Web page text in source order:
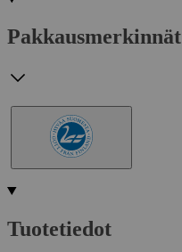
Pakkausmerkinnät
Tuotetiedot